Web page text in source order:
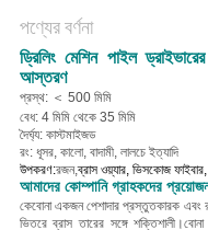
পণ্যের বর্ণনা
ড্রিলিং মেশিন পাইল
আস্তরণ
প্রস্থ: ＜ 500 মিমি
বেধ: 4 মিমি থেকে 35 মিমি
দৈর্ঘ্য: কাস্টমাইজড
রং: ধূসর, কালো, বাদামী, লালচে ইত্যাদি
উপকরণ:রজন,ব্রাস ওয়্যার, ভিসকোজ ফাইবার,
আমাদের কোম্পানি গ্রাহকদের
কেবোনা একজন পেশাদার প্রস্তুতকারক এবং
ভিতরে ব্রাস তারের সঙ্গে